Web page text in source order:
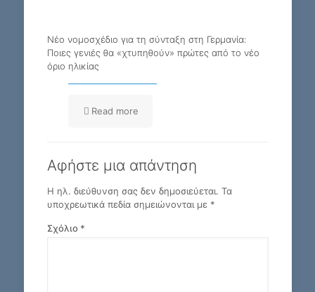
Νέο νομοσχέδιο για τη σύνταξη στη Γερμανία:
Ποιες γενιές θα «χτυπηθούν» πρώτες από το νέο
όριο ηλικίας
Read more
Αφήστε μια απάντηση
Η ηλ. διεύθυνση σας δεν δημοσιεύεται. Τα
υποχρεωτικά πεδία σημειώνονται με *
Σχόλιο *